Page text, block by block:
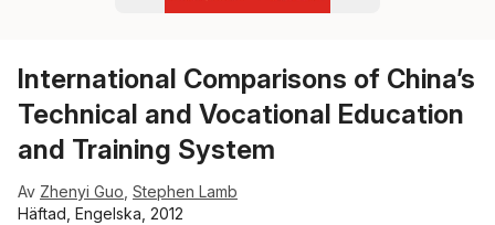
International Comparisons of China’s
Technical and Vocational Education
and Training System
Av Zhenyi Guo Stephen Lamb
Häftad, Engelska, 2012